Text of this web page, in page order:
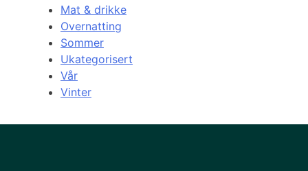
Mat & drikke
Overnatting
Sommer
Ukategorisert
Vår
Vinter